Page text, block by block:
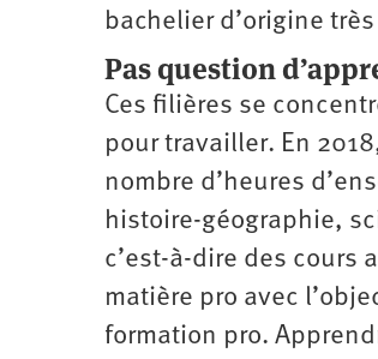
bachelier d’origine
Pas question
Ces filières se
pour travailler. En
nombre d’heures
histoire-géographie,
c’est-à-dire des cours
matière pro avec
formation pro.